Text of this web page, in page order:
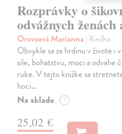
Rozprávky o
odvážnych
Oravcová Marianna| Kniha
Obvykle sa za hrdinu v živote i
sile, bohatstvu, moci a odvahe
ruke. V tejto knižke sa
hoci…
Na sklade ?
25,02 €